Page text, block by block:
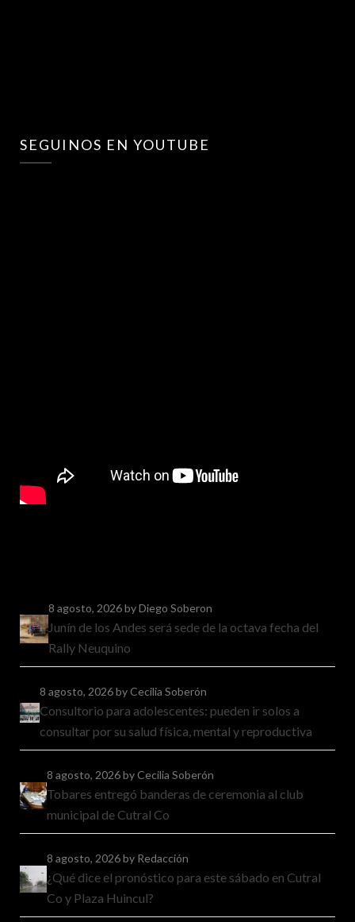
SEGUINOS EN YOUTUBE
8 agosto, 2026by Diego Soberon
Junín de los Andes será sede de la octava fecha del
Rally Neuquino
8 agosto, 2026by Cecilia Soberón
Consultorio para adolescentes: pueden ir solos a
consultar por su salud física, mental y reproductiva
8 agosto, 2026by Cecilia Soberón
Tobares entregó banderas de ceremonia al club
municipal de Cutral Co
8 agosto, 2026by Redacción
¿Qué dice el pronóstico para este sábado en Cutral
Co y Plaza Huincul?